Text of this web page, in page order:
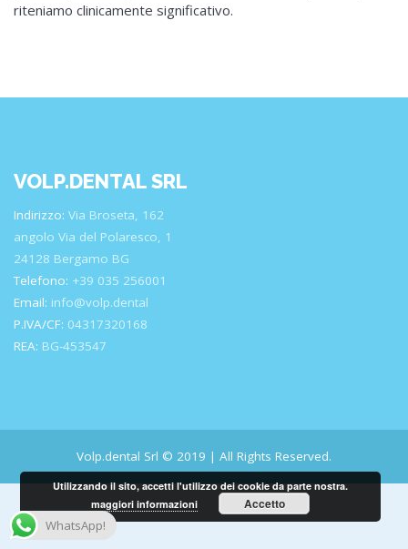
riteniamo clinicamente significativo.
VOLP.DENTAL SRL
Indirizzo: Via Broseta, 162
angolo Via del Polaresco, 1
24128 Bergamo BG
Telefono: +39 035 256001
Email: info@volp.dental
P.IVA/CF: 04317320168
REA: BG-453547
Volp.dental Srl © 2019 | All Rights Reserved.
WhatsApp!
Utilizzando il sito, accetti l'utilizzo dei cookie da parte nostra.
maggiori informazioni
Accetto